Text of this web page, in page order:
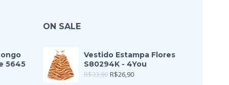
5645
ON SALE
Vestido Estampa Flores
S80294K - 4You
R$33,90 R$26,90